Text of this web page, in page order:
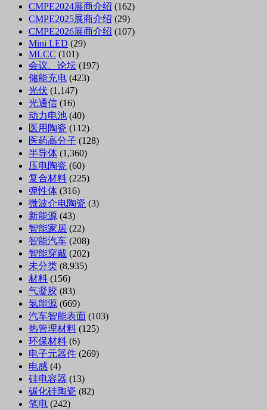
CMPE2024展商介绍 (162)
CMPE2025展商介绍 (29)
CMPE2026展商介绍 (107)
Mini LED (29)
MLCC (101)
会议、论坛 (197)
储能充电 (423)
光伏 (1,147)
光通信 (16)
动力电池 (40)
医用陶瓷 (112)
医药高分子 (128)
半导体 (1,360)
压电陶瓷 (60)
复合材料 (225)
弹性体 (316)
微波介电陶瓷 (3)
新能源 (43)
智能家居 (22)
智能汽车 (208)
智能穿戴 (202)
未分类 (8,935)
材料 (156)
气凝胶 (83)
氢能源 (669)
汽车智能表面 (103)
热管理材料 (125)
环保材料 (6)
电子元器件 (269)
电感 (4)
硅电容器 (13)
碳化硅陶瓷 (82)
笔电 (242)